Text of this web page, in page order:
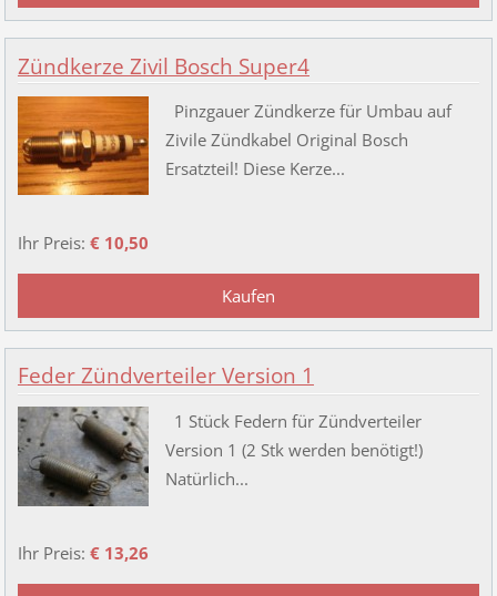
Zündkerze Zivil Bosch Super4
Pinzgauer Zündkerze für Umbau auf
Zivile Zündkabel Original Bosch
Ersatzteil! Diese Kerze...
Ihr Preis: € 10,50
Feder Zündverteiler Version 1
1 Stück Federn für Zündverteiler
Version 1 (2 Stk werden benötigt!)
Natürlich...
Ihr Preis: € 13,26